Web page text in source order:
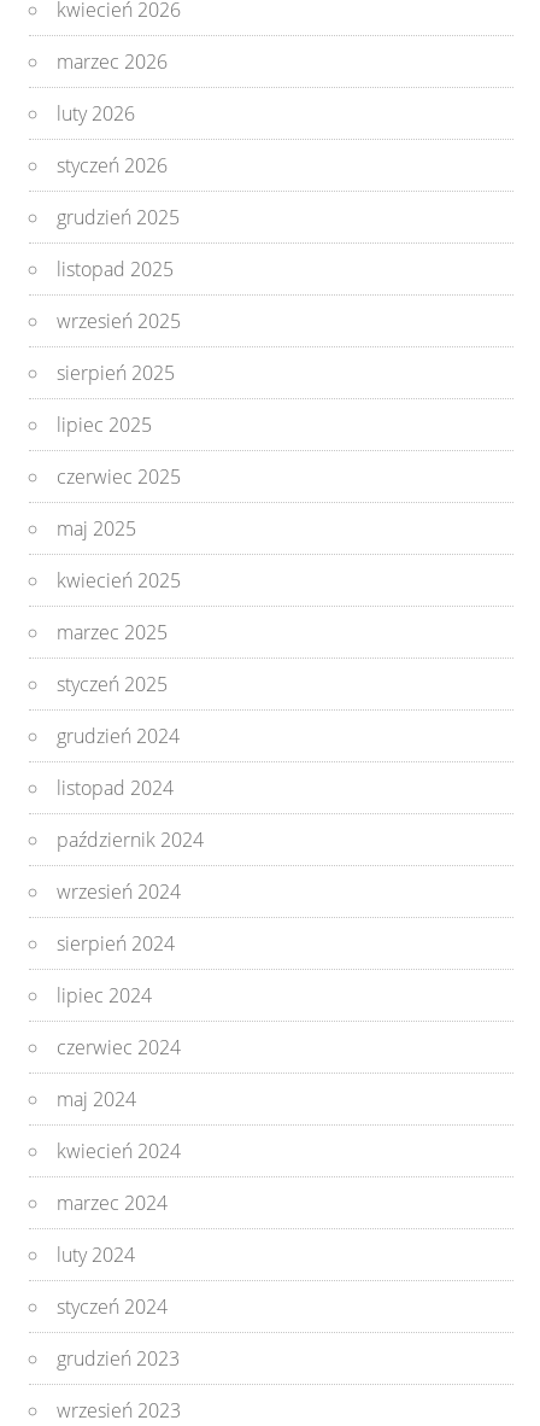
kwiecień 2026
marzec 2026
luty 2026
styczeń 2026
grudzień 2025
listopad 2025
wrzesień 2025
sierpień 2025
lipiec 2025
czerwiec 2025
maj 2025
kwiecień 2025
marzec 2025
styczeń 2025
grudzień 2024
listopad 2024
październik 2024
wrzesień 2024
sierpień 2024
lipiec 2024
czerwiec 2024
maj 2024
kwiecień 2024
marzec 2024
luty 2024
styczeń 2024
grudzień 2023
wrzesień 2023